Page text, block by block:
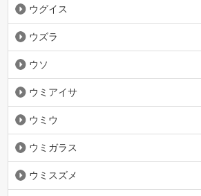
ウグイス
ウズラ
ウソ
ウミアイサ
ウミウ
ウミガラス
ウミスズメ